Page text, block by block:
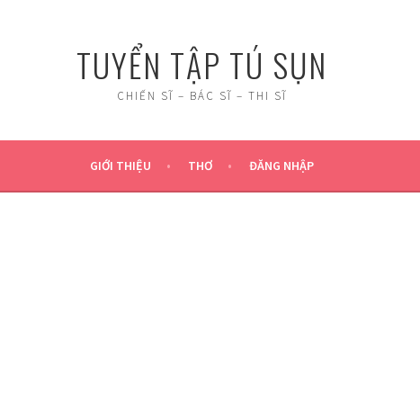
TUYỂN TẬP TÚ SỤN
CHIẾN SĨ – BÁC SĨ – THI SĨ
GIỚI THIỆU THƠ ĐĂNG NHẬP